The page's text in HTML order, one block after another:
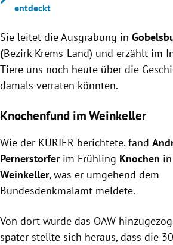
entdeckt
Sie leitet die Ausgrabung in
(Bezirk Krems-Land) und erzählt im
Tiere uns noch heute über die
damals verraten könnten.
Knochenfund im Weinkeller
Wie der KURIER berichtete, fand
Pernerstorferim Frühling Knochen
Weinkeller, was er umgehend dem
Bundesdenkmalamt meldete.
Von dort wurde das ÖAW
später stellte sich heraus, dass die